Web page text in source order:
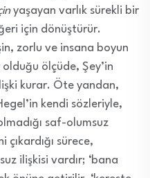
yaşayan varlık sürekli bir
için dönüştürür.
zorlu ve insana boyun
ölçüde, Şey’in
kurar. Öte yandan,
kendi sözleriyle,
saf-olumsuz
çıkardığı sürece,
ilişkisi vardır; ‘bana